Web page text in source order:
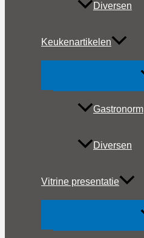
Diversen
Keukenartikelen
Gastronorm
Diversen
Vitrine presentatie